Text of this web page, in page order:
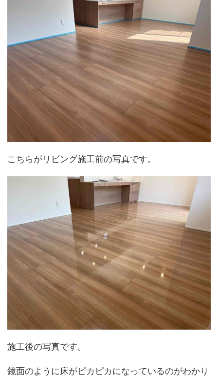
こちらがリビング施工前の写真です。
施工後の写真です。
鏡面のように床がピカピカになっているのがわかり